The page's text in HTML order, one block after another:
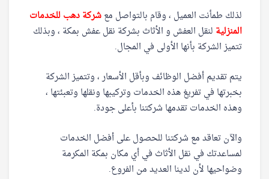
لذلك طمأنت العميل ، وقام بالتواصل معشركة دهب للخدمات
المنزلية لنقل العفش و الأثاث بشركة نقل عفش بمكة ، وبذلك
تتميز الشركة بأنها الأولى في المجال.
يتم تقديم أفضل الوظائف وبأقل الأسعار ، وتتميز الشركة
بخبرتها في تفريغ هذه الخدمات وتركيبها ونقلها وتعبئتها ،
وهذه الخدمات تقدمها شركتنا بأعلى جودة.
والآن تعاقد مع شركتنا للحصول على أفضل الخدمات
لمساعدتك في نقل الأثاث في أي مكان بمكة المكرمة
وضواحيها لأن لدينا العديد من الفروع.